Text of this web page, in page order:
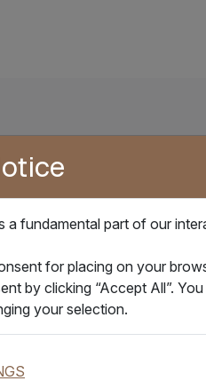
數智服務
a fundamental part of our
for placing on your
by clicking “Accept All”.
your selection.